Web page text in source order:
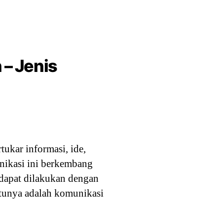
Jenis
informasi, ide,
ini berkembang
dilakukan dengan
adalah komunikasi